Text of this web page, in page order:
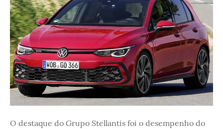
O destaque do Grupo Stellantis foi o desempenho do